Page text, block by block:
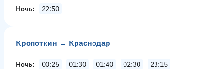
Ночь 22:50
Кропоткин → Краснодар
Ночь 00:25 01:30 01:40 02:30 23:15